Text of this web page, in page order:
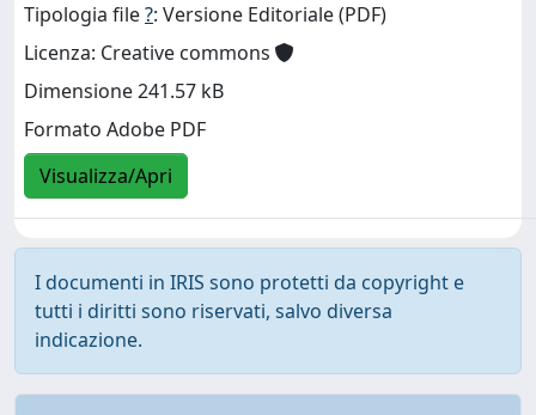
Tipologia file?: Versione Editoriale (PDF)
Licenza: Creative commons
Dimensione 241.57 kB
Formato Adobe PDF
Visualizza/Apri
I documenti in IRIS sono protetti da copyright e
tutti i diritti sono riservati, salvo diversa
indicazione.